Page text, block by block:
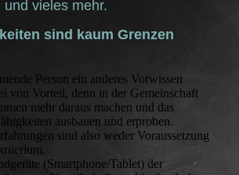
vieles mehr.
sind kaum Grenzen
Person ein anderes Vorwissen
von Vorteil, denn in der Gemeinschaft
mehr daraus machen und das
ausbauen und erproben.
sind also weder Voraussetzung
(Smartphone/Tablet) der